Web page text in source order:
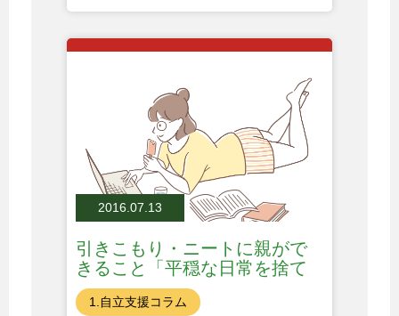
2016.07.13
引きこもり・ニートに親がで
きること「平穏な日常を捨て
る？」
1.自立支援コラム